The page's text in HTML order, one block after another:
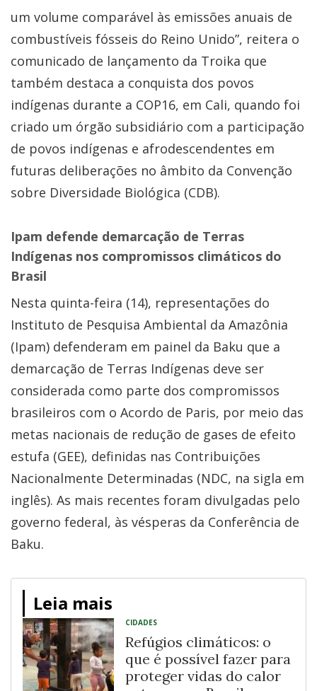
um volume comparável às emissões anuais de
combustíveis fósseis do Reino Unido”, reitera o
comunicado de lançamento da Troika que
também destaca a conquista dos povos
indígenas durante a COP16, em Cali, quando foi
criado um órgão subsidiário com a participação
de povos indígenas e afrodescendentes em
futuras deliberações no âmbito da Convenção
sobre Diversidade Biológica (CDB).
Ipam defende demarcação de Terras
Indígenas nos compromissos climáticos do
Brasil
Nesta quinta-feira (14), representações do
Instituto de Pesquisa Ambiental da Amazônia
(Ipam) defenderam em painel da Baku que a
demarcação de Terras Indígenas deve ser
considerada como parte dos compromissos
brasileiros com o Acordo de Paris, por meio das
metas nacionais de redução de gases de efeito
estufa (GEE), definidas nas Contribuições
Nacionalmente Determinadas (NDC, na sigla em
inglês). As mais recentes foram divulgadas pelo
governo federal, às vésperas da Conferência de
Baku.
Leia mais
CIDADES
Refúgios climáticos: o
que é possível fazer para
proteger vidas do calor